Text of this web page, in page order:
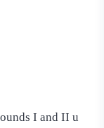
I and II u